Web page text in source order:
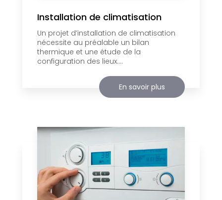
Installation de climatisation
Un projet d’installation de climatisation
nécessite au préalable un bilan
thermique et une étude de la
configuration des lieux....
En savoir plus